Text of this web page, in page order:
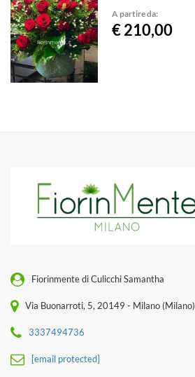
A partire da:
€ 210,00
Fiorinmente di Culicchi Samantha
Via Buonarroti, 5, 20149 - Milano (Milano)
3337494736
[email protected]